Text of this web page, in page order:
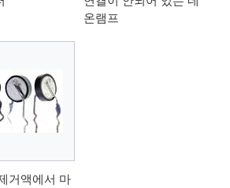
온램프
거액에서 마